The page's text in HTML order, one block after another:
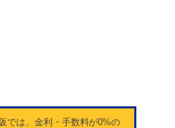
では、金利・手数料が0%の